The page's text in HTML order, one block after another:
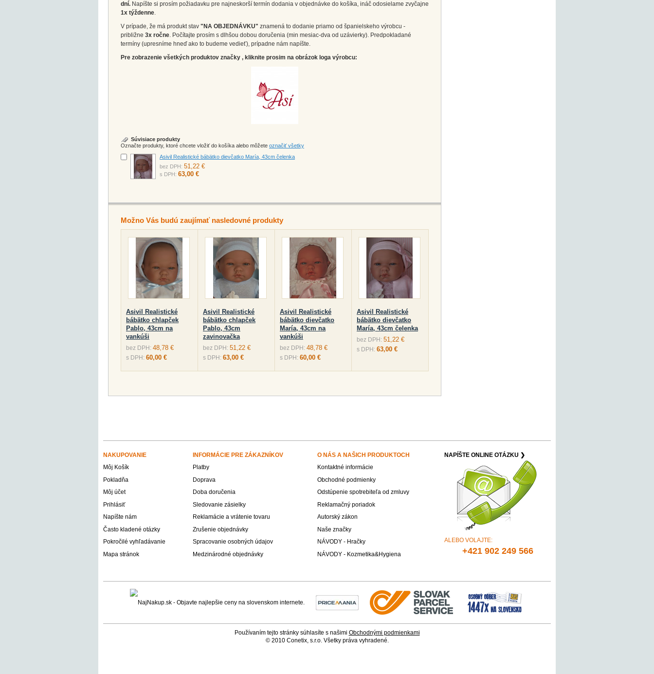
dní. Napíšte si prosím požiadavku pre najneskorší termín dodania v objednávke do košíka, ináč odosielame zvyčajne
1x týždenne.
V prípade, že má produkt stav "NA OBJEDNÁVKU" znamená to dodanie priamo od španielskeho výrobcu -
približne 3x ročne. Počítajte prosím s dlhšou dobou doručenia (min mesiac-dva od uzávierky). Predpokladané
termíny (upresníme hneď ako to budeme vedieť), prípadne nám napíšte.
Pre zobrazenie všetkých produktov značky , kliknite prosim na obrázok loga výrobcu:
Súvisiace produkty
Označte produkty, ktoré chcete vložiť do košíka alebo môžete označiť všetky
Asivil Realistické bábätko dievčatko María, 43cm čelenka
bez DPH: 51,22 €
s DPH: 63,00 €
Možno Vás budú zaujímať nasledovné produkty
Asivil Realistické
bábätko chlapček
Pablo, 43cm na
vankúši
bez DPH: 48,78 €
s DPH: 60,00 €
Asivil Realistické
bábätko chlapček
Pablo, 43cm
zavinovačka
bez DPH: 51,22 €
s DPH: 63,00 €
Asivil Realistické
bábätko dievčatko
María, 43cm na
vankúši
bez DPH: 48,78 €
s DPH: 60,00 €
Asivil Realistické
bábätko dievčatko
María, 43cm čelenka
bez DPH: 51,22 €
s DPH: 63,00 €
NAKUPOVANIE INFORMÁCIE PRE ZÁKAZNÍKOV O NÁS A NAŠICH PRODUKTOCH NAPÍŠTE ONLINE OTÁZKU ❯
ALEBO VOLAJTE:
+421 902 249 566
Môj Košík Platby
Kontaktné informácie
Pokladňa
Doprava
Obchodné podmienky
Môj účet
Doba doručenia
Odstúpenie spotrebiteľa od zmluvy
Prihlásiť
Sledovanie zásielky
Reklamačný poriadok
Napíšte nám
Reklamácie a vrátenie tovaru
Autorský zákon
Často kladené otázky
Zrušenie objednávky
Naše značky
Pokročilé vyhľadávanie
Spracovanie osobných údajov
NÁVODY - Hračky
Mapa stránok
Medzinárodné objednávky NÁVODY - Kozmetika&Hygiena
Používaním tejto stránky súhlasíte s našimi Obchodnými podmienkami
© 2010 Conetix, s.r.o. Všetky práva vyhradené.